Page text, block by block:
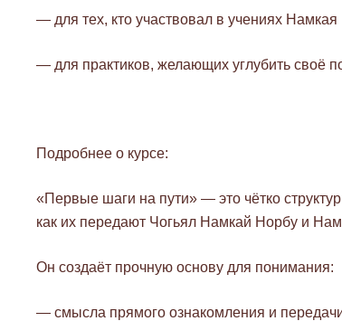
— для тех, кто участвовал в учениях
— для практиков, желающих углубить своё
Подробнее о курсе:
«Первые шаги на пути» — это чётко
как их передают Чогьял Намкай Норбу и
Он создаёт прочную основу для понимания:
— смысла прямого ознакомления и